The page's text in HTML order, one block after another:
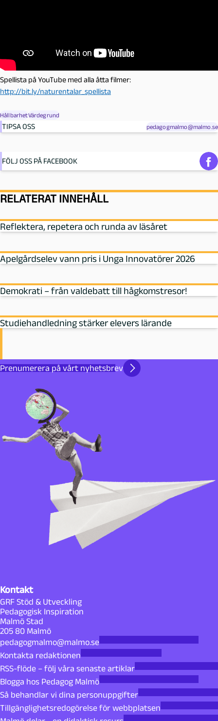
Spellista på YouTube med alla åtta filmer:
http://bit.ly/naturentalar_spellista
HållbarhetVärdegrund
TIPSA OSS pedagogmalmo@malmo.se
FÖLJ OSS PÅ FACEBOOK
RELATERAT INNEHÅLL
Reflektera, repetera och runda av läsåret
Apelgårdselev vann pris i Unga Innovatörer 2026
Demokrati – från valdebatt till hågkomstresor!
Studiehandledning stärker elevers lärande
Prenumerera på vårt nyhetsbrev
Kontakt
GRF Stöd & Utveckling
Pedagogisk Inspiration
Malmö Stad
205 80 Malmö
pedagogmalmo@malmo.se
Kontakta redaktionen
RSS-flöde – följ våra senaste artiklar
Blogga hos Pedagog Malmö
Så behandlar vi dina personuppgifter
Tillgänglighetsredogörelse för webbplatsen